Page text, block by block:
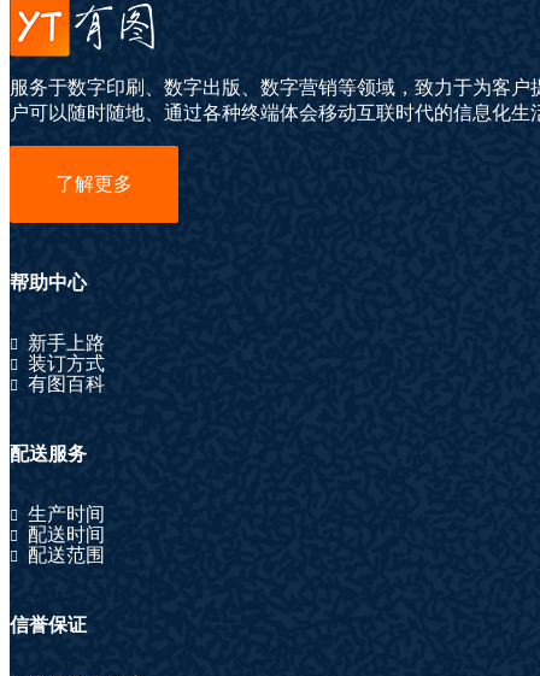
服务于数字印刷、数字出版、数字营销等领域，致力于为客
户可以随时随地、通过各种终端体会移动互联时代的信息化生
了解更多
帮助中心
新手上路
装订方式
有图百科
配送服务
生产时间
配送时间
配送范围
信誉保证